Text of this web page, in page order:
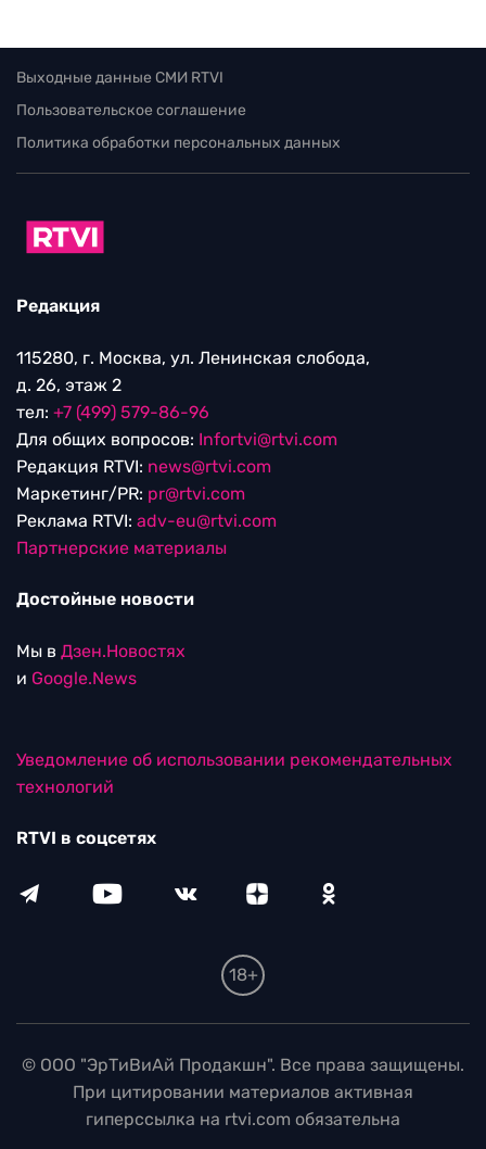
Выходные данные СМИ RTVI
Пользовательское соглашение
Политика обработки персональных данных
Редакция
115280, г. Москва, ул. Ленинская слобода,
д. 26, этаж 2
тел: +7 (499) 579-86-96
Для общих вопросов: Infortvi@rtvi.com
Редакция RTVI: news@rtvi.com
Маркетинг/PR: pr@rtvi.com
Реклама RTVI: adv-eu@rtvi.com
Партнерские материалы
Достойные новости
Мы в Дзен.Новостях
и Google.News
Уведомление об использовании рекомендательных
технологий
RTVI в соцсетях
18+
© ООО "ЭрТиВиАй Продакшн". Все права защищены.
При цитировании материалов активная
гиперссылка на rtvi.com обязательна